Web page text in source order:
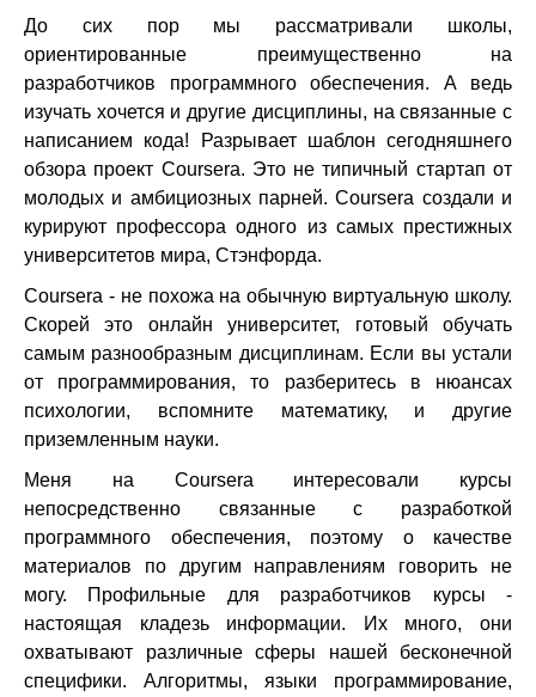
До сих пор мы рассматривали школы,
ориентированные преимущественно на
разработчиков программного обеспечения. А ведь
изучать хочется и другие дисциплины, на связанные с
написанием кода! Разрывает шаблон сегодняшнего
обзора проект Coursera. Это не типичный стартап от
молодых и амбициозных парней. Coursera создали и
курируют профессора одного из самых престижных
университетов мира, Стэнфорда.
Coursera - не похожа на обычную виртуальную школу.
Скорей это онлайн университет, готовый обучать
самым разнообразным дисциплинам. Если вы устали
от программирования, то разберитесь в нюансах
психологии, вспомните математику, и другие
приземленным науки.
Меня на Coursera интересовали курсы
непосредственно связанные с разработкой
программного обеспечения, поэтому о качестве
материалов по другим направлениям говорить не
могу. Профильные для разработчиков курсы -
настоящая кладезь информации. Их много, они
охватывают различные сферы нашей бесконечной
специфики. Алгоритмы, языки программирование,